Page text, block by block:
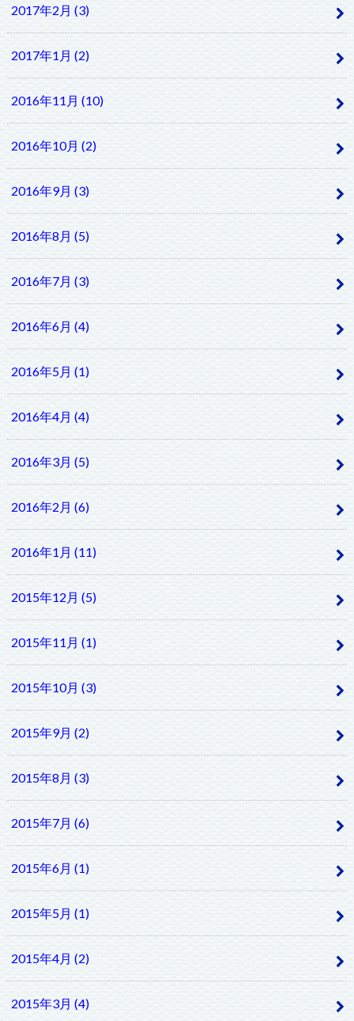
2017年2月 (3)
2017年1月 (2)
2016年11月 (10)
2016年10月 (2)
2016年9月 (3)
2016年8月 (5)
2016年7月 (3)
2016年6月 (4)
2016年5月 (1)
2016年4月 (4)
2016年3月 (5)
2016年2月 (6)
2016年1月 (11)
2015年12月 (5)
2015年11月 (1)
2015年10月 (3)
2015年9月 (2)
2015年8月 (3)
2015年7月 (6)
2015年6月 (1)
2015年5月 (1)
2015年4月 (2)
2015年3月 (4)